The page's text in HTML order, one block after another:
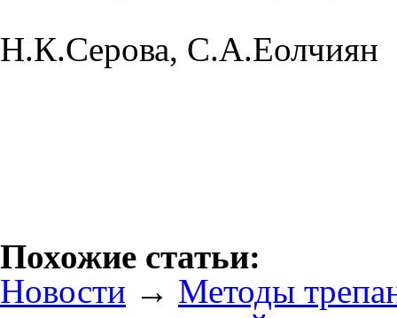
Н.К.Серова, С.А.Еолчиян
Похожие статьи:
Новости → Методы